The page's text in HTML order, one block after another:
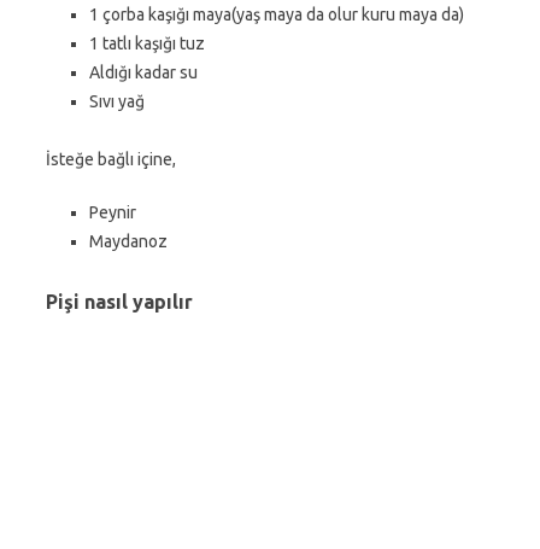
1 çorba kaşığı maya(yaş maya da olur kuru maya da)
1 tatlı kaşığı tuz
Aldığı kadar su
Sıvı yağ
İsteğe bağlı içine,
Peynir
Maydanoz
Pişi nasıl yapılır